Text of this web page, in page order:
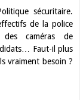
sécuritaire.
de la police
des caméras de
Faut-il plus
vraiment besoin ?